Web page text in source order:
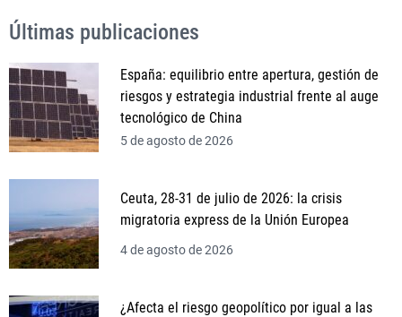
Últimas publicaciones
España: equilibrio entre apertura, gestión de
riesgos y estrategia industrial frente al auge
tecnológico de China
5 de agosto de 2026
Ceuta, 28-31 de julio de 2026: la crisis
migratoria express de la Unión Europea
4 de agosto de 2026
¿Afecta el riesgo geopolítico por igual a las